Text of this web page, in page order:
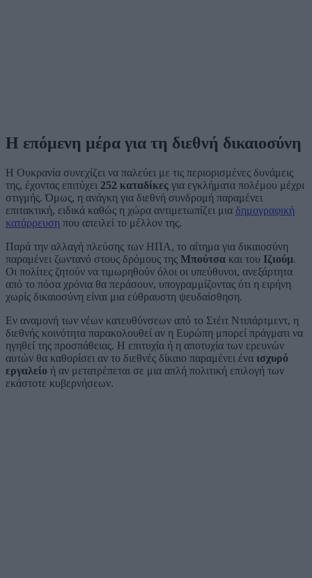
Η επόμενη μέρα για τη διεθνή δικαιοσύνη
Η Ουκρανία συνεχίζει να παλεύει με τις περιορισμένες δυνάμεις
της, έχοντας επιτύχει 252 καταδίκες για εγκλήματα πολέμου μέχρι
στιγμής. Όμως, η ανάγκη για διεθνή συνδρομή παραμένει
επιτακτική, ειδικά καθώς η χώρα αντιμετωπίζει μια δημογραφική
κατάρρευση που απειλεί το μέλλον της.
Παρά την αλλαγή πλεύσης των ΗΠΑ, το αίτημα για δικαιοσύνη
παραμένει ζωντανό στους δρόμους της Μπούτσα και του Ιζιούμ.
Οι πολίτες ζητούν να τιμωρηθούν όλοι οι υπεύθυνοι, ανεξάρτητα
από το πόσα χρόνια θα περάσουν, υπογραμμίζοντας ότι η ειρήνη
χωρίς δικαιοσύνη είναι μια εύθραυστη ψευδαίσθηση.
Εν αναμονή των νέων κατευθύνσεων από το Στέιτ Ντιπάρτμεντ, η
διεθνής κοινότητα παρακολουθεί αν η Ευρώπη μπορεί πράγματι να
ηγηθεί της προσπάθειας. Η επιτυχία ή η αποτυχία των ερευνών
αυτών θα καθορίσει αν το διεθνές δίκαιο παραμένει ένα ισχυρό
εργαλείο ή αν μετατρέπεται σε μια απλή πολιτική επιλογή των
εκάστοτε κυβερνήσεων.